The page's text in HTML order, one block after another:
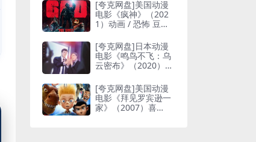
[夸克网盘]美国动漫
电影《疯神》（202
1）动画 / 恐怖 豆瓣
[夸克网盘]日本动漫
电影《鸣鸟不飞：乌
云密布》（2020）动
[夸克网盘]美国动漫
电影《拜见罗宾逊一
家》（2007）喜